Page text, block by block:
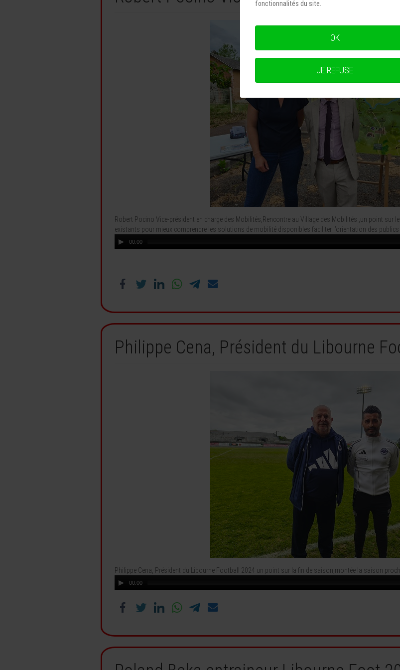
Robert Pocino Vice-président en charge des Mobilités,Rencontre au Village des Mobilités ,un point
existants pour mieux comprendre les solutions de mobilité disponibles faciliter l’orientation des publics
00:00
Philippe Cena, Président du Libourne
Philippe Cena, Président du Libourne Football 2024 un point sur la fin de saison,montée la saison
00:00
fonctionnalités du site.
OK
JE REFUSE